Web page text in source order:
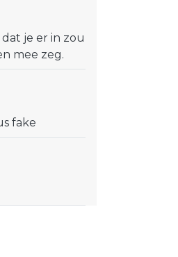
je er in zou
mee zeg.
fake